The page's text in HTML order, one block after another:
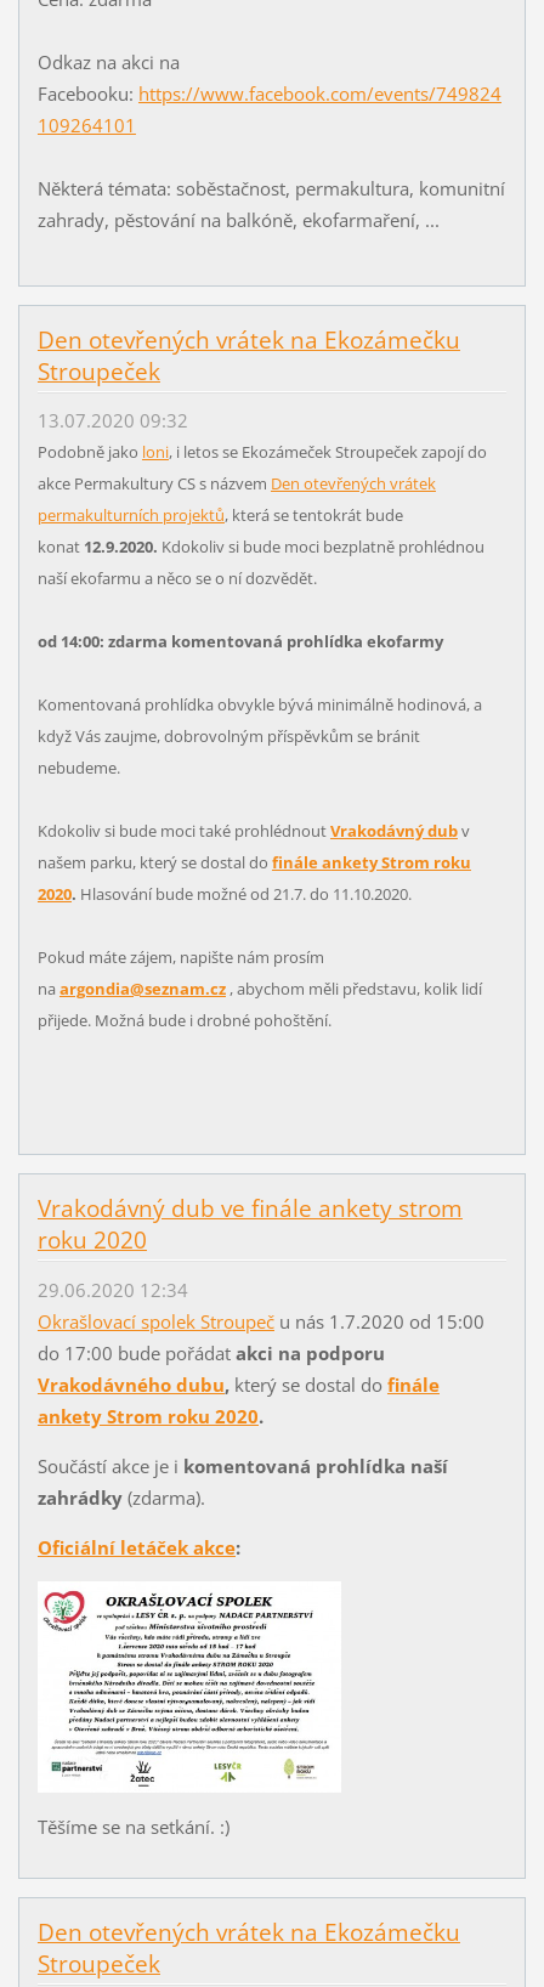
Odkaz na akci na
Facebooku: https://www.facebook.com/events/749824
109264101
Některá témata: soběstačnost, permakultura, komunitní
zahrady, pěstování na balkóně, ekofarmaření, ...
Den otevřených vrátek na Ekozámečku
Stroupeček
13.07.2020 09:32
Podobně jako loni, i letos se Ekozámeček Stroupeček zapojí do
akce Permakultury CS s názvem Den otevřených vrátek
permakulturních projektů, která se tentokrát bude
konat 12.9.2020. Kdokoliv si bude moci bezplatně prohlédnou
naší ekofarmu a něco se o ní dozvědět.
od 14:00: zdarma komentovaná prohlídka ekofarmy
Komentovaná prohlídka obvykle bývá minimálně hodinová, a
když Vás zaujme, dobrovolným příspěvkům se bránit
nebudeme.
Kdokoliv si bude moci také prohlédnoutVrakodávný dubv
našem parku, který se dostal do finále ankety Strom roku
2020. Hlasování bude možné od 21.7. do 11.10.2020.
Pokud máte zájem, napište nám prosím
na argondia@seznam.cz, abychom měli představu, kolik lidí
přijede. Možná bude i drobné pohoštění.
Vrakodávný dub ve finále ankety strom
roku 2020
29.06.2020 12:34
Okrašlovací spolek Stroupeču nás 1.7.2020 od 15:00
do 17:00 bude pořádat akci na podporu
Vrakodávného dubu, který se dostal do finále
ankety Strom roku 2020.
Součástí akce je i komentovaná prohlídka naší
zahrádky(zdarma).
Oficiální letáček akce:
Těšíme se na setkání. :)
Den otevřených vrátek na Ekozámečku
Stroupeček